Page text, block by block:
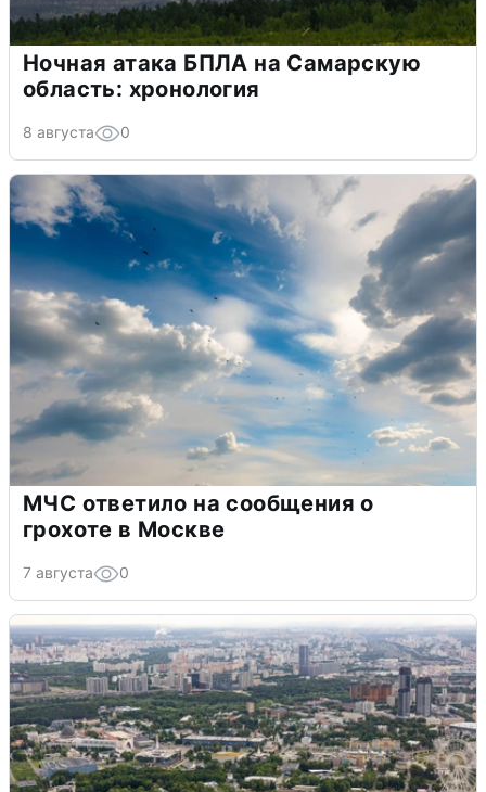
Ночная атака БПЛА на Самарскую
область: хронология
8 августа 0
МЧС ответило на сообщения о
грохоте в Москве
7 августа 0